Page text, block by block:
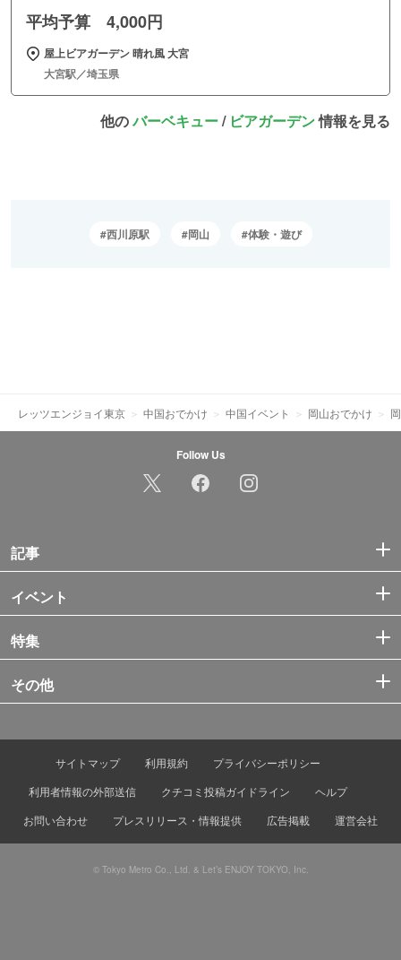
平均予算 4,000円
屋上ビアガーデン 晴れ風 大宮
大宮駅／埼玉県
他のバーベキュー/ ビアガーデン情報を見る
西川原駅 岡山 体験・遊び
レッツエンジョイ東京 中国おでかけ 中国イベント 岡山おでかけ
Follow Us
記事
イベント
特集
その他
サイトマップ 利用規約
プライバシーポリシー
利用者情報の外部送信
クチコミ投稿ガイドライン
ヘルプ
お問い合わせ
プレスリリース・情報提供 広告掲載 運営会社
© Tokyo Metro Co., Ltd. & Let’s ENJOY TOKYO, Inc.